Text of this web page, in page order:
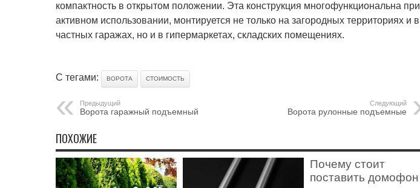
компактность в открытом положении. Эта конструкция многофункциональна при
активном использовании, монтируется не только на загородных территориях и в
частных гаражах, но и в гипермаркетах, складских помещениях.
С тегами: ВОРОТА СТОИМОСТЬ
Предыдущий
Ворота гаражный подъемный
Следующий
Ворота рулонные подъемные
ПОХОЖИЕ
Почему стоит
поставить домофон